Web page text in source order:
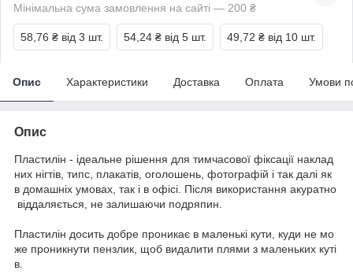
Мінімальна сума замовлення на сайті — 200 ₴
58,76 ₴ від 3 шт. 54,24 ₴ від 5 шт. 49,72 ₴ від 10 шт.
Опис Характеристики Доставка Оплата Умови
Опис
Пластилін - ідеальне рішення для тимчасової фіксації наклад
них нігтів, типс, плакатів, оголошень, фотографій і так далі як
в домашніх умовах, так і в офісі. Після використання акуратно
віддаляється, не залишаючи подряпин.
Пластилін досить добре проникає в маленькі кути, куди не мо
же проникнути пензлик, щоб видалити плями з маленьких куті
в.